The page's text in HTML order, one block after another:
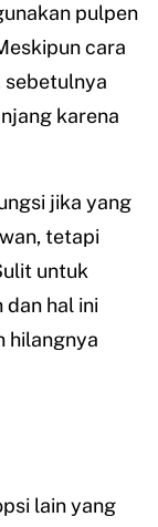
pulpen
cara
sebetulnya
karena
jika yang
tetapi
untuk
hal ini
hilangnya
lain yang